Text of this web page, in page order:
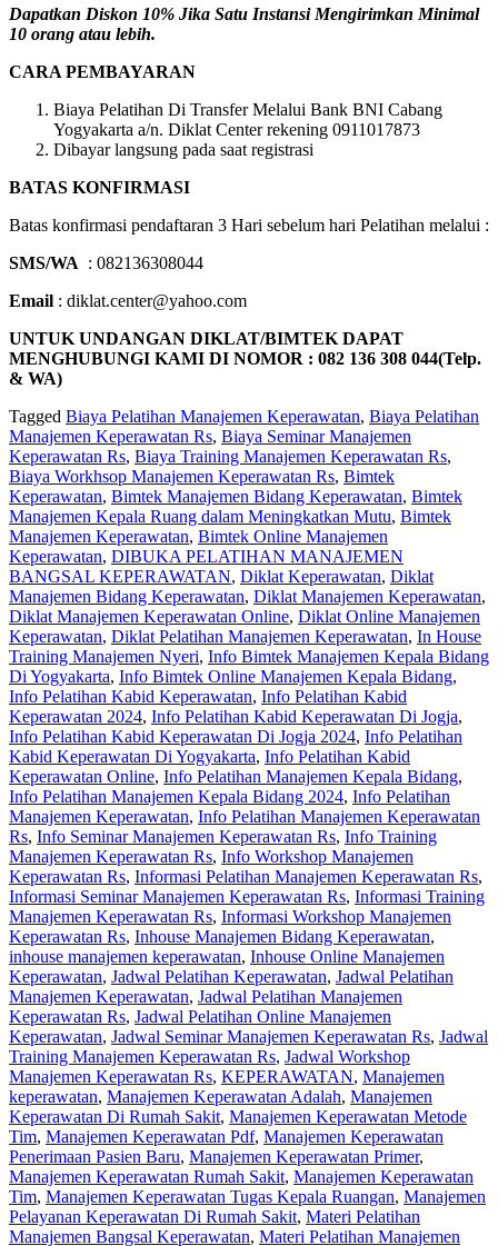
Dapatkan Diskon 10% Jika Satu Instansi Mengirimkan Minimal
10 orang atau lebih.
CARA PEMBAYARAN
Biaya Pelatihan Di Transfer Melalui Bank BNI Cabang
Yogyakarta a/n. Diklat Center rekening 0911017873
Dibayar langsung pada saat registrasi
BATAS KONFIRMASI
Batas konfirmasi pendaftaran 3 Hari sebelum hari Pelatihan melalui :
SMS/WA : 082136308044
Email : diklat.center@yahoo.com
UNTUK UNDANGAN DIKLAT/BIMTEK DAPAT
MENGHUBUNGI KAMI DI NOMOR : 082 136 308 044(Telp.
& WA)
Tagged Biaya Pelatihan Manajemen Keperawatan, Biaya Pelatihan
Manajemen Keperawatan Rs, Biaya Seminar Manajemen
Keperawatan Rs, Biaya Training Manajemen Keperawatan Rs,
Biaya Workhsop Manajemen Keperawatan Rs, Bimtek
Keperawatan, Bimtek Manajemen Bidang Keperawatan, Bimtek
Manajemen Kepala Ruang dalam Meningkatkan Mutu, Bimtek
Manajemen Keperawatan, Bimtek Online Manajemen
Keperawatan, DIBUKA PELATIHAN MANAJEMEN
BANGSAL KEPERAWATAN, Diklat Keperawatan, Diklat
Manajemen Bidang Keperawatan, Diklat Manajemen Keperawatan,
Diklat Manajemen Keperawatan Online, Diklat Online Manajemen
Keperawatan, Diklat Pelatihan Manajemen Keperawatan, In House
Training Manajemen Nyeri, Info Bimtek Manajemen Kepala Bidang
Di Yogyakarta, Info Bimtek Online Manajemen Kepala Bidang,
Info Pelatihan Kabid Keperawatan, Info Pelatihan Kabid
Keperawatan 2024, Info Pelatihan Kabid Keperawatan Di Jogja,
Info Pelatihan Kabid Keperawatan Di Jogja 2024, Info Pelatihan
Kabid Keperawatan Di Yogyakarta, Info Pelatihan Kabid
Keperawatan Online, Info Pelatihan Manajemen Kepala Bidang,
Info Pelatihan Manajemen Kepala Bidang 2024, Info Pelatihan
Manajemen Keperawatan, Info Pelatihan Manajemen Keperawatan
Rs, Info Seminar Manajemen Keperawatan Rs, Info Training
Manajemen Keperawatan Rs, Info Workshop Manajemen
Keperawatan Rs, Informasi Pelatihan Manajemen Keperawatan Rs,
Informasi Seminar Manajemen Keperawatan Rs, Informasi Training
Manajemen Keperawatan Rs, Informasi Workshop Manajemen
Keperawatan Rs, Inhouse Manajemen Bidang Keperawatan,
inhouse manajemen keperawatan, Inhouse Online Manajemen
Keperawatan, Jadwal Pelatihan Keperawatan, Jadwal Pelatihan
Manajemen Keperawatan, Jadwal Pelatihan Manajemen
Keperawatan Rs, Jadwal Pelatihan Online Manajemen
Keperawatan, Jadwal Seminar Manajemen Keperawatan Rs, Jadwal
Training Manajemen Keperawatan Rs, Jadwal Workshop
Manajemen Keperawatan Rs, KEPERAWATAN, Manajemen
keperawatan, Manajemen Keperawatan Adalah, Manajemen
Keperawatan Di Rumah Sakit, Manajemen Keperawatan Metode
Tim, Manajemen Keperawatan Pdf, Manajemen Keperawatan
Penerimaan Pasien Baru, Manajemen Keperawatan Primer,
Manajemen Keperawatan Rumah Sakit, Manajemen Keperawatan
Tim, Manajemen Keperawatan Tugas Kepala Ruangan, Manajemen
Pelayanan Keperawatan Di Rumah Sakit, Materi Pelatihan
Manajemen Bangsal Keperawatan, Materi Pelatihan Manajemen